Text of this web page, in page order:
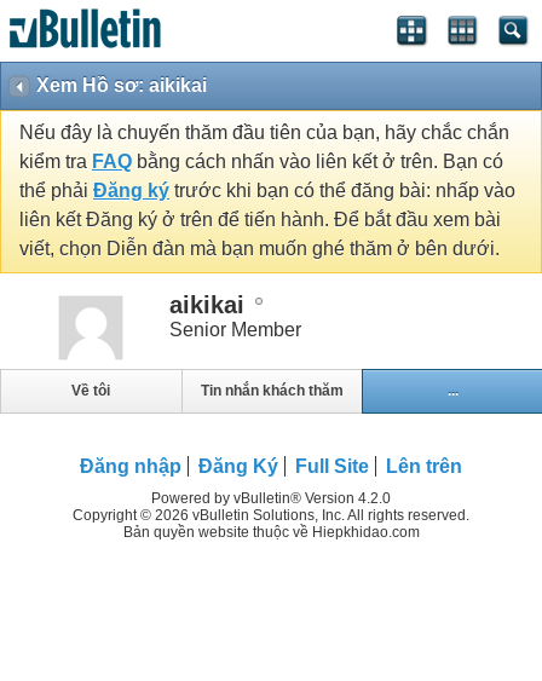
Xem Hồ sơ: aikikai
Nếu đây là chuyến thăm đầu tiên của bạn, hãy chắc chắn
kiểm tra FAQ bằng cách nhấn vào liên kết ở trên. Bạn có
thể phải Đăng ký trước khi bạn có thể đăng bài: nhấp vào
liên kết Đăng ký ở trên để tiến hành. Để bắt đầu xem bài
viết, chọn Diễn đàn mà bạn muốn ghé thăm ở bên dưới.
aikikai
Senior Member
Về tôi Tin nhắn khách thăm ...
Đăng nhập Đăng Ký Full Site Lên trên
Powered by vBulletin® Version 4.2.0
Copyright © 2026 vBulletin Solutions, Inc. All rights reserved.
Bản quyền website thuộc về Hiepkhidao.com